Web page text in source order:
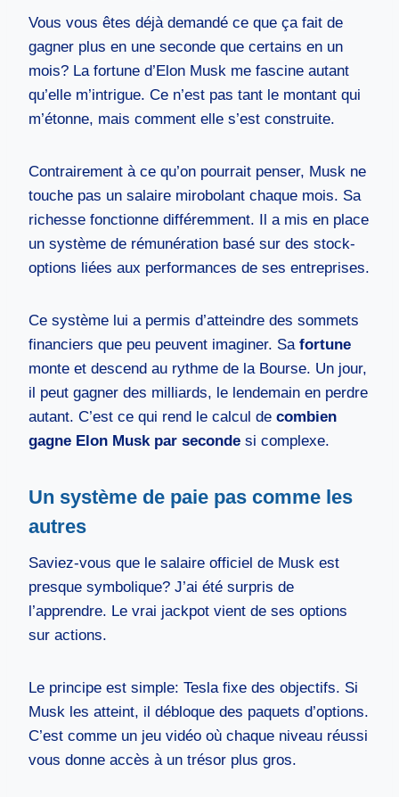
Vous vous êtes déjà demandé ce que ça fait de
gagner plus en une seconde que certains en un
mois? La fortune d’Elon Musk me fascine autant
qu’elle m’intrigue. Ce n’est pas tant le montant qui
m’étonne, mais comment elle s’est construite.
Contrairement à ce qu’on pourrait penser, Musk ne
touche pas un salaire mirobolant chaque mois. Sa
richesse fonctionne différemment. Il a mis en place
un système de rémunération basé sur des stock-
options liées aux performances de ses entreprises.
Ce système lui a permis d’atteindre des sommets
financiers que peu peuvent imaginer. Sa fortune
monte et descend au rythme de la Bourse. Un jour,
il peut gagner des milliards, le lendemain en perdre
autant. C’est ce qui rend le calcul de combien
gagne Elon Musk par seconde si complexe.
Un système de paie pas comme les
autres
Saviez-vous que le salaire officiel de Musk est
presque symbolique? J’ai été surpris de
l’apprendre. Le vrai jackpot vient de ses options
sur actions.
Le principe est simple: Tesla fixe des objectifs. Si
Musk les atteint, il débloque des paquets d’options.
C’est comme un jeu vidéo où chaque niveau réussi
vous donne accès à un trésor plus gros.